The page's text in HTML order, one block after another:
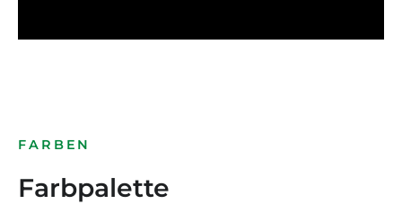
FARBEN
Farbpalette